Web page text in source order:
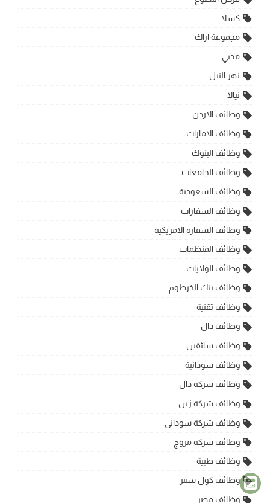
كسلا
مجموعة اراك
مدني
نهر النيل
نيالا
وظائف الاردن
وظائف الامارات
وظائف البنوك
وظائف الجامعات
وظائف السعودية
وظائف السفارات
وظائف السفارة الامريكية
وظائف المنظمات
وظائف الولايات
وظائف بنك الخرطوم
وظائف تقنية
وظائف دال
وظائف سائقين
وظائف سودانية
وظائف شركة دال
وظائف شركة زين
وظائف شركة سوداني
وظائف شركة مروج
وظائف طبية
وظائف كول سنتر
وظائف مصر